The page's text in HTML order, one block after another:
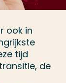
ook in
tijd
de